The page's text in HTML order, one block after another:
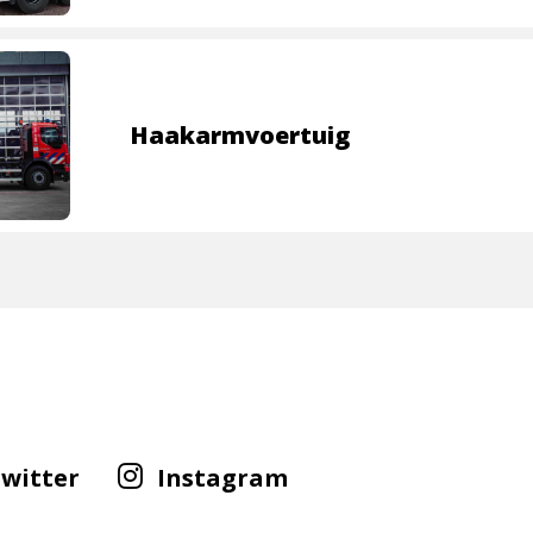
Haakarmvoertuig
Volg
InstagramVolg